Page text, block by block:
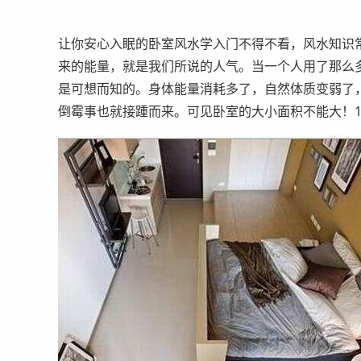
让你安心入眠的卧室风水学入门不得不看，风水知
来的能量，就是我们所说的人气。当一个人用了那
是可想而知的。身体能量消耗多了，自然体质变弱
倒霉事也就接踵而来。可见卧室的大小面积不能大